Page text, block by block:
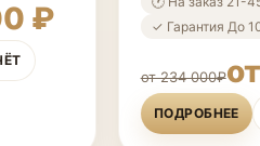
₽
✓ Гарантия До
от 234 000₽
ПОДРОБНЕЕ